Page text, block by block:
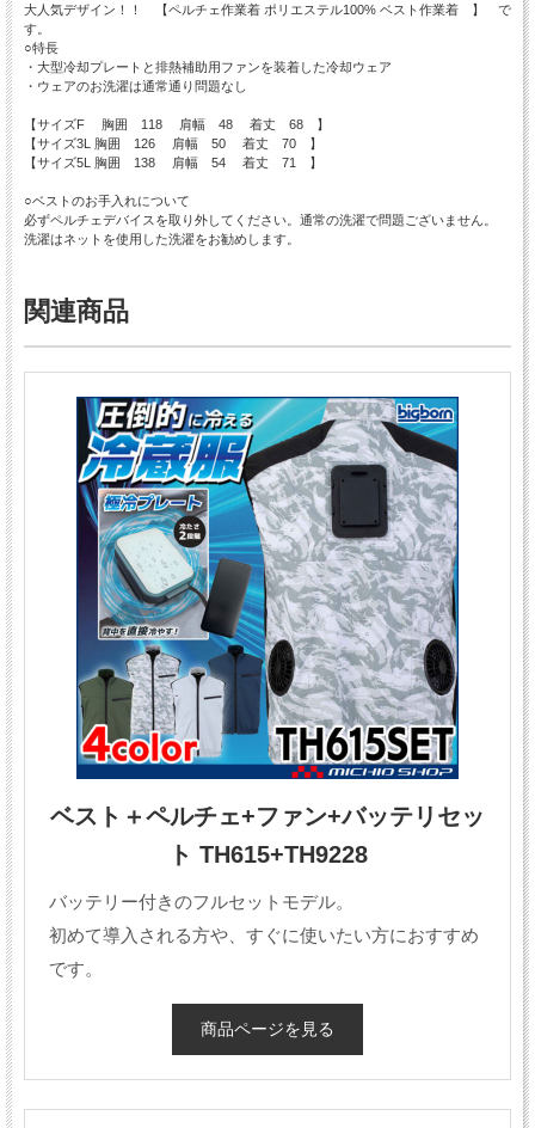
大人気デザイン！！ 【ペルチェ作業着 ポリエステル100% ベスト作業着 】 で
す。
○特長
・大型冷却プレートと排熱補助用ファンを装着した冷却ウェア
・ウェアのお洗濯は通常通り問題なし
【サイズF 胸囲 118 肩幅 48 着丈 68 】
【サイズ3L 胸囲 126 肩幅 50 着丈 70 】
【サイズ5L 胸囲 138 肩幅 54 着丈 71 】
○ベストのお手入れについて
必ずペルチェデバイスを取り外してください。通常の洗濯で問題ございません。
洗濯はネットを使用した洗濯をお勧めします。
関連商品
ベスト＋ペルチェ+ファン+バッテリセッ
ト TH615+TH9228
バッテリー付きのフルセットモデル。
初めて導入される方や、すぐに使いたい方におすすめ
です。
商品ページを見る